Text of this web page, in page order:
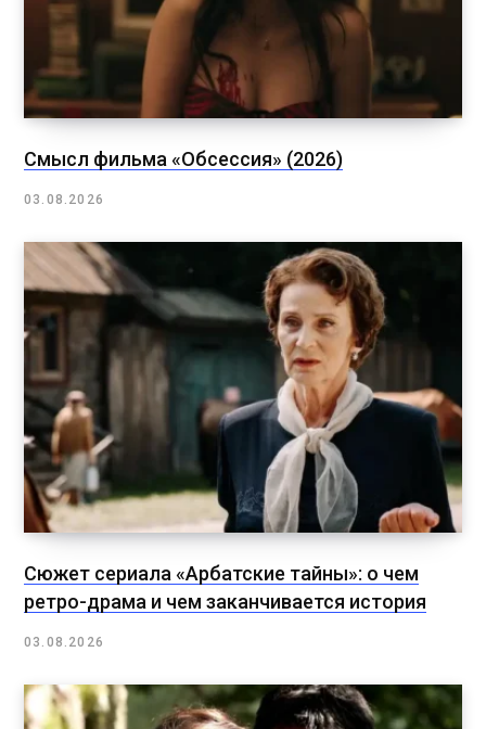
Смысл фильма «Обсессия» (2026)
03.08.2026
Сюжет сериала «Арбатские тайны»: о чем
ретро-драма и чем заканчивается история
03.08.2026